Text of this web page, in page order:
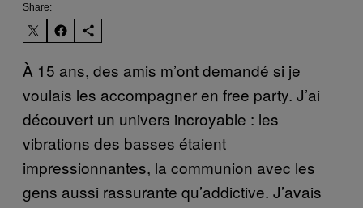
Share:
À 15 ans, des amis m’ont demandé si je
voulais les accompagner en free party. J’ai
découvert un univers incroyable : les
vibrations des basses étaient
impressionnantes, la communion avec les
gens aussi rassurante qu’addictive. J’avais